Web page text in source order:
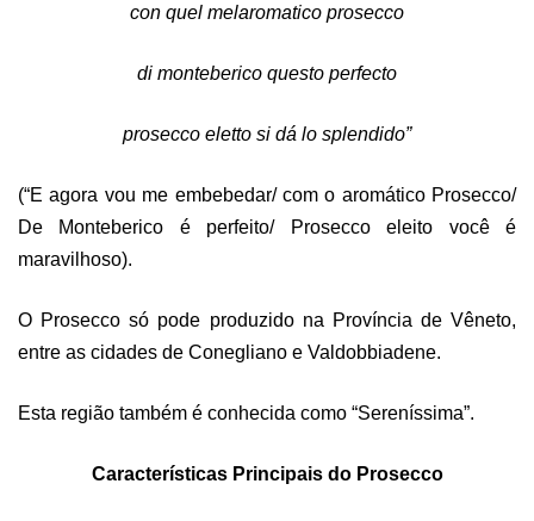
con quel melaromatico prosecco
di monteberico questo perfecto
prosecco eletto si dá lo splendido”
(“E agora vou me embebedar/ com o aromático Prosecco/
De Monteberico é perfeito/ Prosecco eleito você é
maravilhoso).
O Prosecco só pode produzido na Província de Vêneto,
entre as cidades de Conegliano e Valdobbiadene.
Esta região também é conhecida como “Sereníssima”.
Características Principais do Prosecco